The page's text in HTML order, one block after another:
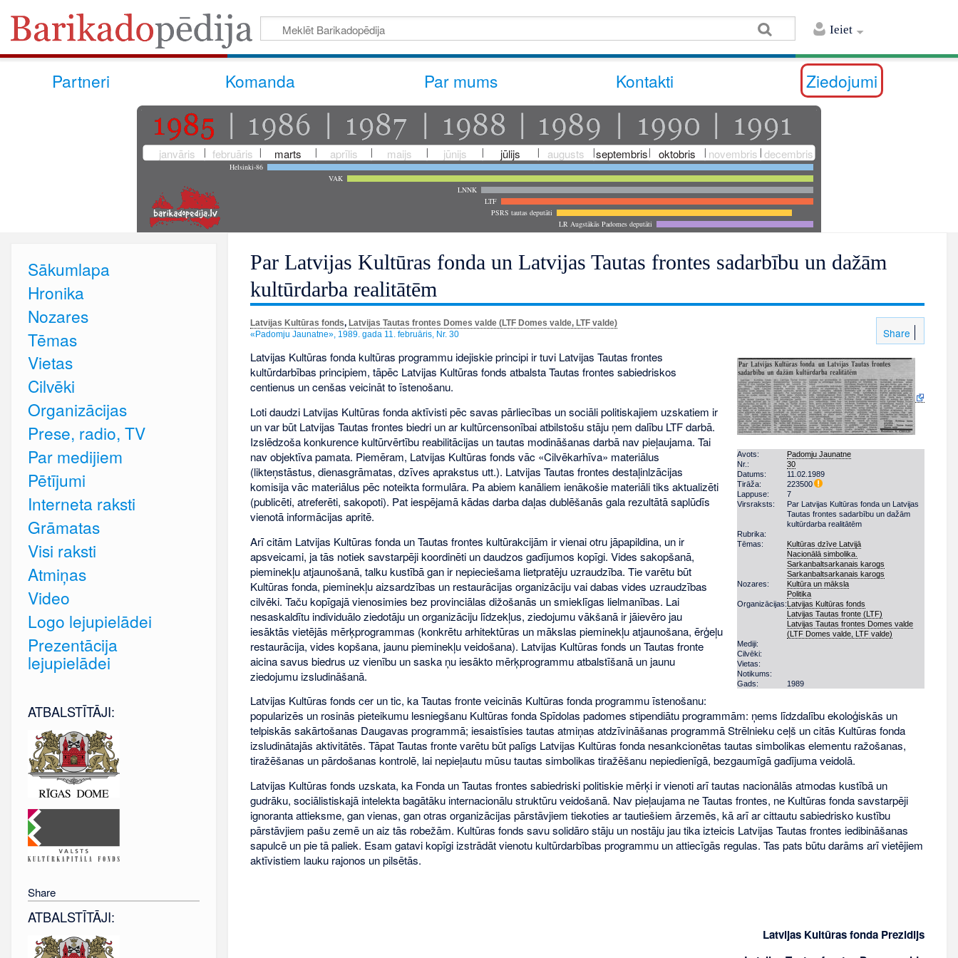
Ieiet
Partneri Komanda Par mums Kontakti Ziedojumi
janvāris februāris marts aprīlis maijs jūnijs jūlijs augusts septembris oktobris novembris decembris
Helsinki-86
VAK
LNNK
LTF
PSRS tautas deputāti
LR Augstākās Padomes deputāti
Par Latvijas Kultūras fonda un Latvijas Tautas frontes sadarbību un dažām
kultūrdarba realitātēm
Share
Latvijas Kultūras fonds, Latvijas Tautas frontes Domes valde (LTF Domes valde, LTF valde)
«Padomju Jaunatne», 1989. gada 11. februāris, Nr. 30
Avots:
Padomju Jaunatne
Nr.:
30
Datums:
11.02.1989
Tirāža:
223500
Lappuse:
7
Virsraksts:
Par Latvijas Kultūras fonda un Latvijas
Tautas frontes sadarbību un dažām
kultūrdarba realitātēm
Rubrika:
Tēmas:
Kultūras dzīve Latvijā
Nacionālā simbolika.
Sarkanbaltsarkanais karogs
Sarkanbaltsarkanais karogs
Nozares:
Kultūra un māksla
Politika
Organizācijas:Latvijas Kultūras fonds
Latvijas Tautas fronte (LTF)
Latvijas Tautas frontes Domes valde
(LTF Domes valde, LTF valde)
Mediji:
Cilvēki:
Vietas:
Notikums:
Gads:
1989
Latvijas Kultūras fonda kultūras programmu idejiskie principi ir tuvi Latvijas Tautas frontes
kultūrdarbības principiem, tāpēc Latvijas Kultūras fonds atbalsta Tautas frontes sabiedriskos
centienus un cenšas veicināt to īstenošanu.
Loti daudzi Latvijas Kultūras fonda aktīvisti pēc savas pārliecības un sociāli politiskajiem uzskatiem ir
un var būt Latvijas Tautas frontes biedri un ar kultūrcensonībai atbilstošu stāju ņem dalību LTF darbā.
Izslēdzoša konkurence kultūrvērtību reabilitācijas un tautas modināšanas darbā nav pieļaujama. Tai
nav objektīva pamata. Piemēram, Latvijas Kultūras fonds vāc «Cilvēkarhīva» materiālus
(likteņstāstus, dienasgrāmatas, dzīves aprakstus utt.). Latvijas Tautas frontes destaļinlzācijas
komisija vāc materiālus pēc noteikta formulāra. Pa abiem kanāliem ienākošie materiāli tiks aktualizēti
(publicēti, atreferēti, sakopoti). Pat iespējamā kādas darba daļas dublēšanās gala rezultātā saplūdīs
vienotā informācijas apritē.
Arī citām Latvijas Kultūras fonda un Tautas frontes kultūrakcijām ir vienai otru jāpapildina, un ir
apsveicami, ja tās notiek savstarpēji koordinēti un daudzos gadījumos kopīgi. Vides sakopšanā,
pieminekļu atjaunošanā, talku kustībā gan ir nepieciešama lietpratēju uzraudzība. Tie varētu būt
Kultūras fonda, pieminekļu aizsardzības un restaurācijas organizāciju vai dabas vides uzraudzības
cilvēki. Taču kopīgajā vienosimies bez provinciālas dižošanās un smieklīgas lielmanības. Lai
nesaskaldītu individuālo ziedotāju un organizāciju līdzekļus, ziedojumu vākšanā ir jāievēro jau
iesāktās vietējās mērķprogrammas (konkrētu arhitektūras un mākslas pieminekļu atjaunošana, ērģeļu
restaurācija, vides kopšana, jaunu pieminekļu veidošana). Latvijas Kultūras fonds un Tautas fronte
aicina savus biedrus uz vienību un saska ņu iesākto mērķprogrammu atbalstīšanā un jaunu
ziedojumu izsludināšanā.
Latvijas Kultūras fonds cer un tic, ka Tautas fronte veicinās Kultūras fonda programmu īstenošanu:
popularizēs un rosinās pieteikumu lesniegšanu Kultūras fonda Spīdolas padomes stipendiātu programmām: ņems līdzdalību ekoloģiskās un
telpiskās sakārtošanas Daugavas programmā; iesaistīsies tautas atmiņas atdzīvināšanas programmā Strēlnieku ceļš un citās Kultūras fonda
izsludinātajās aktivitātēs. Tāpat Tautas fronte varētu būt palīgs Latvijas Kultūras fonda nesankcionētas tautas simbolikas elementu ražošanas,
tiražēšanas un pārdošanas kontrolē, lai nepieļautu mūsu tautas simbolikas tiražēšanu nepiedienīgā, bezgaumīgā gadījuma veidolā.
Latvijas Kultūras fonds uzskata, ka Fonda un Tautas frontes sabiedriski politiskie mērķi ir vienoti arī tautas nacionālās atmodas kustībā un
gudrāku, sociālistiskajā intelekta bagātāku internacionālu struktūru veidošanā. Nav pieļaujama ne Tautas frontes, ne Kultūras fonda savstarpēji
ignoranta attieksme, gan vienas, gan otras organizācijas pārstāvjiem tiekoties ar tautiešiem ārzemēs, kā arī ar cittautu sabiedrisko kustību
pārstāvjiem pašu zemē un aiz tās robežām. Kultūras fonds savu solidāro stāju un nostāju jau tika izteicis Latvijas Tautas frontes iedibināšanas
sapulcē un pie tā paliek. Esam gatavi kopīgi izstrādāt vienotu kultūrdarbības programmu un attiecīgās regulas. Tas pats būtu darāms arī vietējiem
aktīvistiem lauku rajonos un pilsētās.
Latvijas Kultūras fonda Prezidijs
Sākumlapa
Hronika
Nozares
Tēmas
Vietas
Cilvēki
Organizācijas
Prese, radio, TV
Par medijiem
Pētījumi
Interneta raksti
Grāmatas
Visi raksti
Atmiņas
Video
Logo lejupielādei
Prezentācija
lejupielādei
ATBALSTĪTĀJI:
Share
ATBALSTĪTĀJI: